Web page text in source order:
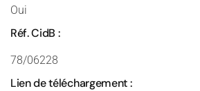
Oui
Réf. CidB :
78/06228
Lien de téléchargement :